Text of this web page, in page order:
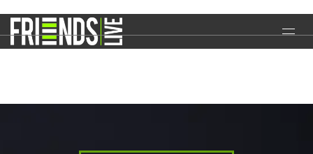
Dancenight